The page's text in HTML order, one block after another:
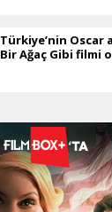
Türkiye’nin Oscar
Bir Ağaç Gibi filmi